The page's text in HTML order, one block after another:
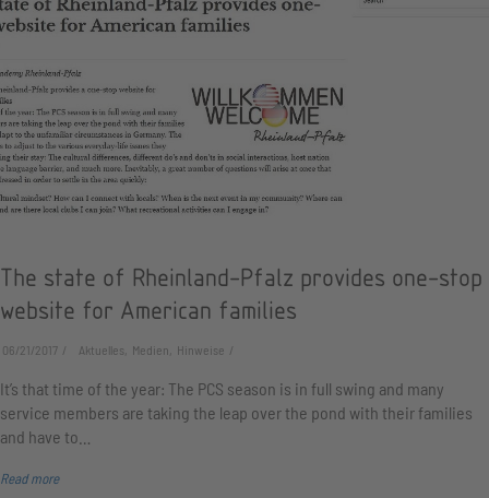
The state of Rheinland-Pfalz provides one-stop
website for American families
06/21/2017 Aktuelles, Medien, Hinweise
It’s that time of the year: The PCS season is in full swing and many
service members are taking the leap over the pond with their families
and have to…
Read more